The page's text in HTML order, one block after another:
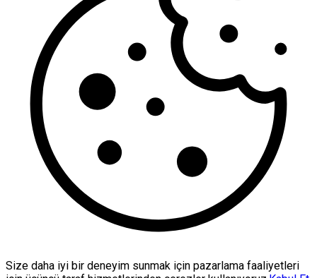
Size daha iyi bir deneyim sunmak için pazarlama faaliyetleri